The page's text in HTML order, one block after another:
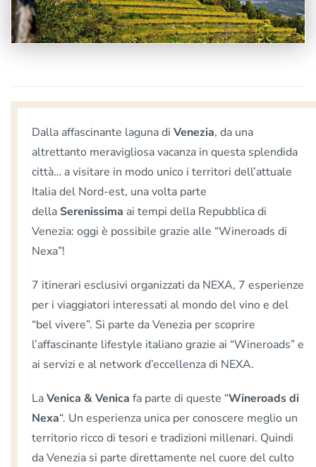
Dalla affascinante laguna di Venezia, da una
altrettanto meravigliosa vacanza in questa splendida
città… a visitare in modo unico i territori dell’attuale
Italia del Nord-est, una volta parte
della Serenissima ai tempi della Repubblica di
Venezia: oggi è possibile grazie alle “Wineroads di
Nexa”!
7 itinerari esclusivi organizzati da NEXA, 7 esperienze
per i viaggiatori interessati al mondo del vino e del
“bel vivere”. Si parte da Venezia per scoprire
l’affascinante lifestyle italiano grazie ai “Wineroads” e
ai servizi e al network d’eccellenza di NEXA.
LaVenica & Venica fa parte di queste “Wineroads di
Nexa“. Un esperienza unica per conoscere meglio un
territorio ricco di tesori e tradizioni millenari. Quindi
da Venezia si parte direttamente nel cuore del culto